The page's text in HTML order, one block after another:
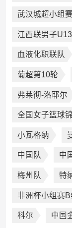
武汉城超小组
江西联男子
血液化职联队
葡超第10轮
弗莱彻-洛耶尔
全国女子篮球
小瓦格纳
中国队 中
梅州队 特
非洲杯小组赛
科尔 中国